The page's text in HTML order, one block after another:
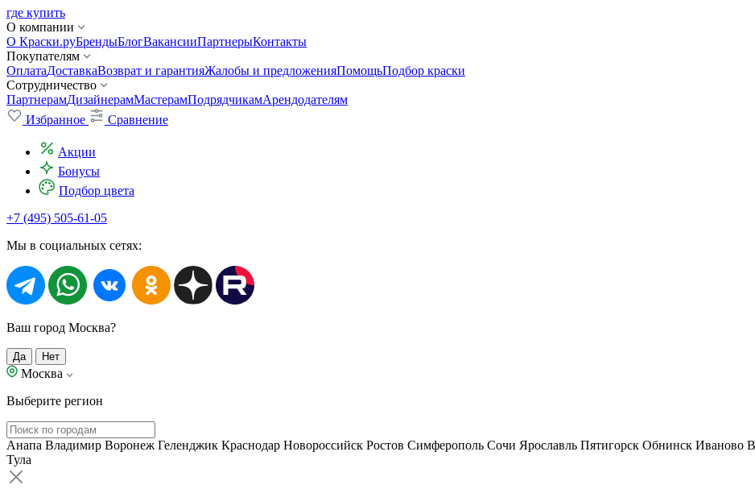
где купить
О компании
О Краски.руБрендыБлогВакансииПартнерыКонтакты
Покупателям
ОплатаДоставкаВозврат и гарантияЖалобы и предложенияПомощьПодбор краски
Сотрудничество
ПартнерамДизайнерамМастерамПодрядчикамАрендодателям
Избранное
Сравнение
Акции
Бонусы
Подбор цвета
+7 (495) 505-61-05
Мы в социальных сетях:
Ваш город Москва?
Да Нет
Москва
Выберите регион
Анапа Владимир Воронеж Геленджик Краснодар Новороссийск Ростов Симферополь Сочи Ярославль Пятигорск Обнинск Иваново
Тула